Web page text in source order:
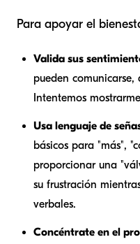
Para apoyar el
Valida sus
pueden comunicarse,
Intentemos
Usa lenguaje de
básicos para "más",
proporcionar una
su frustración
verbales.
Concéntrate en el